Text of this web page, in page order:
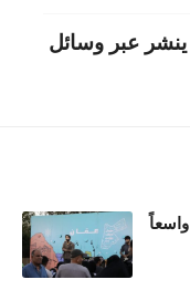
ينشر عبر وسائل